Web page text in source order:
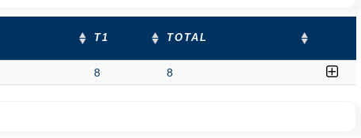
T1 TOTAL
8 8